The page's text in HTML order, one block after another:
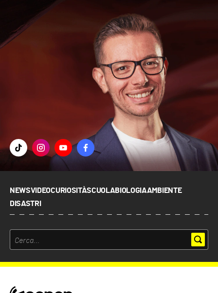
NEWSVIDEOCURIOSITÀSCUOLABIOLOGIAAMBIENTE
DISASTRI